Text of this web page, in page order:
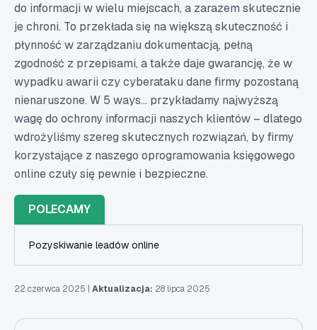
do informacji w wielu miejscach, a zarazem skutecznie
je chroni. To przekłada się na większą skuteczność i
płynność w zarządzaniu dokumentacją, pełną
zgodność z przepisami, a także daje gwarancję, że w
wypadku awarii czy cyberataku dane firmy pozostaną
nienaruszone. W 5 ways... przykładamy najwyższą
wagę do ochrony informacji naszych klientów – dlatego
wdrożyliśmy szereg skutecznych rozwiązań, by firmy
korzystające z naszego oprogramowania księgowego
online czuły się pewnie i bezpieczne.
POLECAMY
Pozyskiwanie leadów online
22 czerwca 2025 Aktualizacja: 28 lipca 2025